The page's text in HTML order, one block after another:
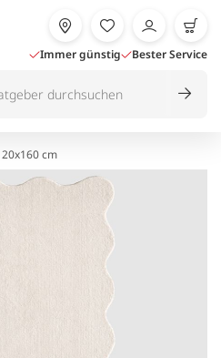
Immer günstig Bester Service
cm